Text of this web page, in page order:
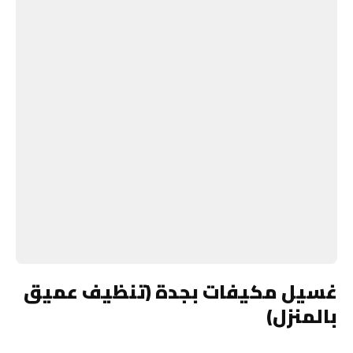
غسيل مكيفات بجدة (تنظيف عميق
بالمنزل)